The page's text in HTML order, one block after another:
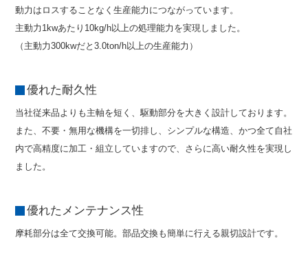
動力はロスすることなく生産能力につながっています。
主動力1kwあたり10kg/h以上の処理能力を実現しました。
（主動力300kwだと3.0ton/h以上の生産能力）
優れた耐久性
当社従来品よりも主軸を短く、駆動部分を大きく設計しております。
また、不要・無用な機構を一切排し、シンプルな構造、かつ全て自社
内で高精度に加工・組立していますので、さらに高い耐久性を実現し
ました。
優れたメンテナンス性
摩耗部分は全て交換可能。部品交換も簡単に行える親切設計です。